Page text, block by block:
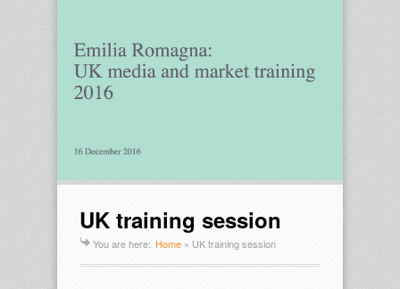
UK training session
You are here: Home » UK training session